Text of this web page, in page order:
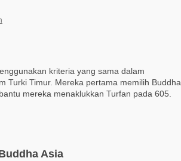
kriteria yang sama dalam
Turki Timur. Mereka pertama memilih Buddha
mereka menaklukkan Turfan pada 605.
Asia